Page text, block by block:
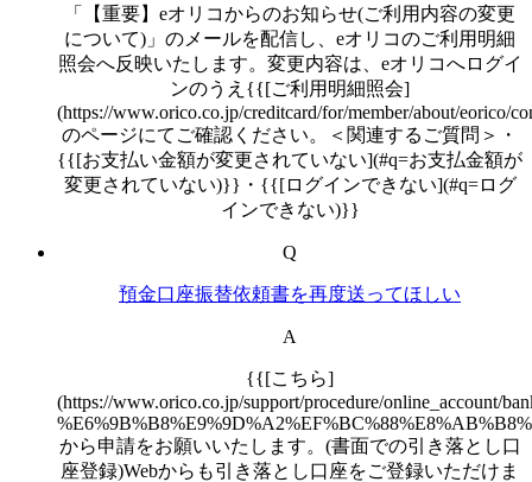
「【重要】eオリコからのお知らせ(ご利用内容の変更
について)」のメールを配信し、eオリコのご利用明細
照会へ反映いたします。変更内容は、eオリコへログイ
ンのうえ{{[ご利用明細照会]
(https://www.orico.co.jp/creditcard/for/member/about/eorico/
のページにてご確認ください。＜関連するご質問＞・
{{[お支払い金額が変更されていない](#q=お支払金額が
変更されていない)}}・{{[ログインできない](#q=ログ
インできない)}}
Q
預金口座振替依頼書を再度送ってほしい
A
{{[こちら]
(https://www.orico.co.jp/support/procedure/online_account/
から申請をお願いいたします。(書面での引き落とし口
座登録)Webからも引き落とし口座をご登録いただけま